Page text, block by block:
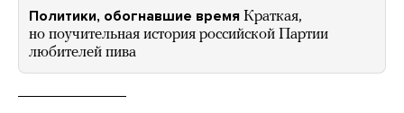
Политики, обогнавшие время Краткая,
но поучительная история российской Партии
любителей пива